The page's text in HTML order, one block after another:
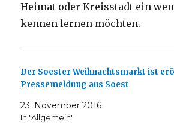
Heimat oder Kreisstadt ein
kennen lernen möchten.
Der Soester Weihnachtsmarkt ist
Pressemeldung aus Soest
23. November 2016
In "Allgemein"